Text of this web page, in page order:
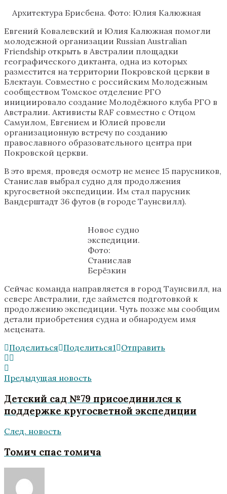
Архитектура Брисбена. Фото: Юлия Калюжная
Евгений Ковалевский и Юлия Калюжная помогли
молодежной организации Russian Australian
Friendship открыть в Австралии площадки
географического диктанта, одна из которых
разместится на территории Покровской церкви в
Блектаун. Совместно с российским Молодежным
сообществом Томское отделение РГО
инициировало создание Молодёжного клуба РГО в
Австралии. Активисты RAF совместно с Отцом
Самуилом, Евгением и Юлией провели
организационную встречу по созданию
православного образовательного центра при
Покровской церкви.
В это время, проведя осмотр не менее 15 парусников,
Станислав выбрал судно для продолжения
кругосветной экспедиции. Им стал парусник
Вандерштадт 36 футов (в городе Таунсвилл).
Новое судно
экспедиции.
Фото:
Станислав
Берёзкин
Сейчас команда направляется в город Таунсвилл, на
севере Австралии, где займется подготовкой к
продолжению экспедиции. Чуть позже мы сообщим
детали приобретения судна и обнародуем имя
мецената.
Поделиться Поделиться1 Отправить
Предыдущая новость
Детский сад №79 присоединился к
поддержке кругосветной экспедиции
След. новость
Томич спас томича